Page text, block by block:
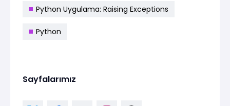
Python Uygulama: Raising Exceptions
Python
Sayfalarımız